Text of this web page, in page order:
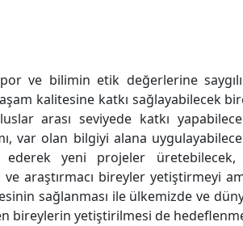
ve bilimin etik değerlerine
kalitesine katkı sağlayabilecek
arası seviyede katkı
var olan bilgiyi alana
yeni projeler üretebilecek,
araştırmacı bireyler yetiştirmeyi
sağlanması ile ülkemizde ve
bireylerin yetiştirilmesi de